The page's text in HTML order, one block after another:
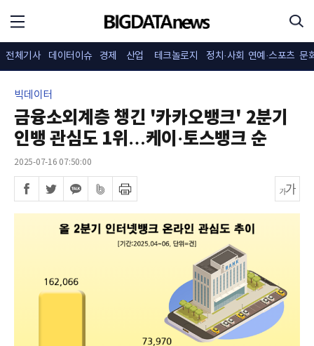
전체기사 데이터이슈 경제 산업 테크놀로지 정치·사회 연예·스포츠 문
빅데이터
금융소외계층 챙긴 '카카오뱅크' 2분기
인뱅 관심도 1위…케이·토스뱅크 순
2025-07-16 07:50:00